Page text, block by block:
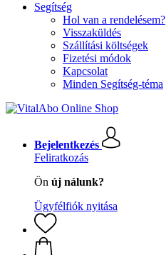
Segítség
Hol van a rendelésem?
Visszaküldés
Szállítási költségek
Fizetési módok
Kapcsolat
Minden Segítség-téma
Bejelentkezés
Feliratkozás
Ön új nálunk?
Ügyfélfiók nyitása